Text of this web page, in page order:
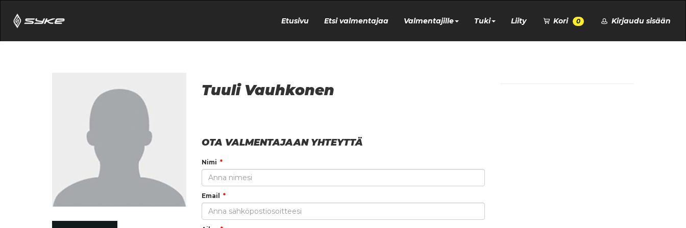
Etusivu Etsi valmentajaa Valmentajille Tuki Liity Kori 0 Kirjaudu sisään
Tuuli Vauhkonen
OTA VALMENTAJAAN YHTEYTTÄ
Nimi
Email